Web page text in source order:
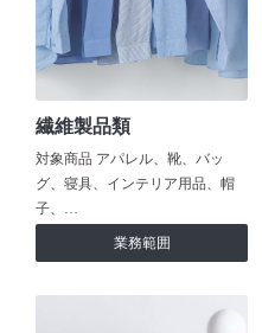
繊維製品類
対象商品 アパレル、靴、バッ
グ、寝具、インテリア用品、帽
子、…
業務範囲